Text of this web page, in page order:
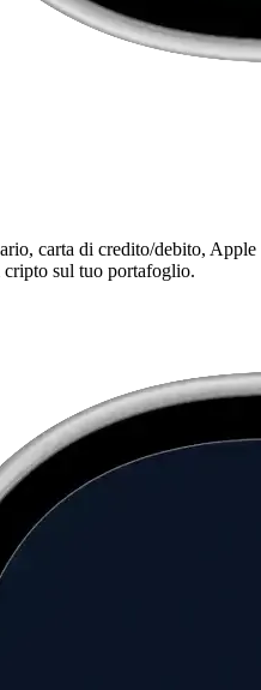
carta di credito/debito, Apple
cripto sul tuo portafoglio.